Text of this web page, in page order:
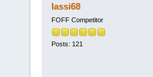
lassi68
FOFF Competitor
Posts: 121